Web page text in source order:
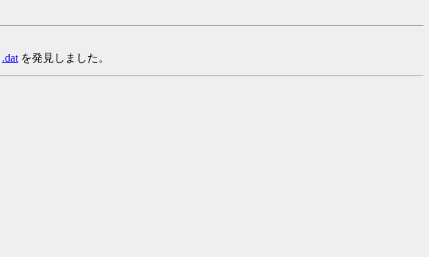
.datを発見しました。